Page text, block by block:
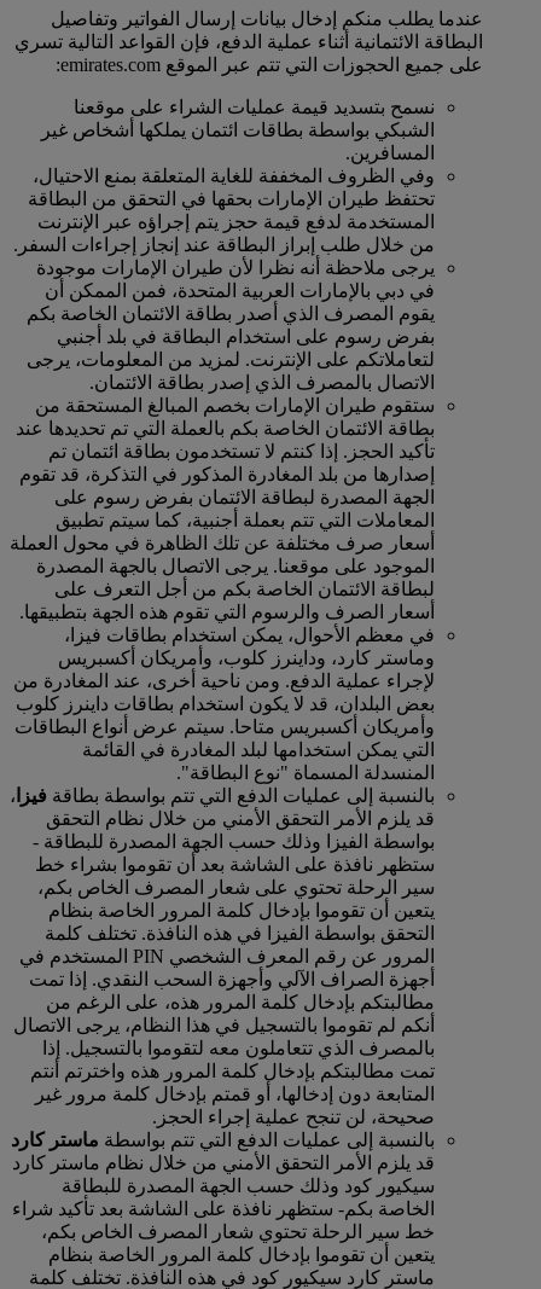
عندما يطلب منكم إدخال بيانات إرسال الفواتير وتفاصيل
البطاقة الائتمانية أثناء عملية الدفع، فإن القواعد التالية تسري
على جميع الحجوزات التي تتم عبر الموقع emirates.com:
نسمح بتسديد قيمة عمليات الشراء على موقعنا
الشبكي بواسطة بطاقات ائتمان يملكها أشخاص غير
المسافرين.
وفي الظروف المخففة للغاية المتعلقة بمنع الاحتيال،
تحتفظ طيران الإمارات بحقها في التحقق من البطاقة
المستخدمة لدفع قيمة حجز يتم إجراؤه عبر الإنترنت
من خلال طلب إبراز البطاقة عند إنجاز إجراءات السفر.
يرجى ملاحظة أنه نظرا لأن طيران الإمارات موجودة
في دبي بالإمارات العربية المتحدة، فمن الممكن أن
يقوم المصرف الذي أصدر بطاقة الائتمان الخاصة بكم
بفرض رسوم على استخدام البطاقة في بلد أجنبي
لتعاملاتكم على الإنترنت. لمزيد من المعلومات، يرجى
الاتصال بالمصرف الذي إصدر بطاقة الائتمان.
ستقوم طيران الإمارات بخصم المبالغ المستحقة من
بطاقة الائتمان الخاصة بكم بالعملة التي تم تحديدها عند
تأكيد الحجز. إذا كنتم لا تستخدمون بطاقة ائتمان تم
إصدارها من بلد المغادرة المذكور في التذكرة، قد تقوم
الجهة المصدرة لبطاقة الائتمان بفرض رسوم على
المعاملات التي تتم بعملة أجنبية، كما سيتم تطبيق
أسعار صرف مختلفة عن تلك الظاهرة في محول العملة
الموجود على موقعنا. يرجى الاتصال بالجهة المصدرة
لبطاقة الائتمان الخاصة بكم من أجل التعرف على
أسعار الصرف والرسوم التي تقوم هذه الجهة بتطبيقها.
في معظم الأحوال، يمكن استخدام بطاقات فيزا،
وماستر كارد، وداينرز كلوب، وأمريكان أكسبريس
لإجراء عملية الدفع. ومن ناحية أخرى، عند المغادرة من
بعض البلدان، قد لا يكون استخدام بطاقات داينرز كلوب
وأمريكان أكسبريس متاحا. سيتم عرض أنواع البطاقات
التي يمكن استخدامها لبلد المغادرة في القائمة
المنسدلة المسماة "نوع البطاقة".
بالنسبة إلى عمليات الدفع التي تتم بواسطة بطاقة فيزا ،
قد يلزم الأمر التحقق الأمني من خلال نظام التحقق
بواسطة الفيزا وذلك حسب الجهة المصدرة للبطاقة ‑
ستظهر نافذة على الشاشة بعد أن تقوموا بشراء خط
سير الرحلة تحتوي على شعار المصرف الخاص بكم،
يتعين أن تقوموا بإدخال كلمة المرور الخاصة بنظام
التحقق بواسطة الفيزا في هذه النافذة. تختلف كلمة
المرور عن رقم المعرف الشخصي PIN المستخدم في
أجهزة الصراف الآلي وأجهزة السحب النقدي. إذا تمت
مطالبتكم بإدخال كلمة المرور هذه، على الرغم من
أنكم لم تقوموا بالتسجيل في هذا النظام، يرجى الاتصال
بالمصرف الذي تتعاملون معه لتقوموا بالتسجيل. إذا
تمت مطالبتكم بإدخال كلمة المرور هذه واخترتم أنتم
المتابعة دون إدخالها، أو قمتم بإدخال كلمة مرور غير
صحيحة، لن تنجح عملية إجراء الحجز.
بالنسبة إلى عمليات الدفع التي تتم بواسطة ماستر كارد
قد يلزم الأمر التحقق الأمني من خلال نظام ماستر كارد
سيكيور كود وذلك حسب الجهة المصدرة للبطاقة
الخاصة بكم‑ ستظهر نافذة على الشاشة بعد تأكيد شراء
خط سير الرحلة تحتوي شعار المصرف الخاص بكم،
يتعين أن تقوموا بإدخال كلمة المرور الخاصة بنظام
ماستر كارد سيكيور كود في هذه النافذة. تختلف كلمة